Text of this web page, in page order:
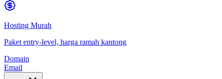
Hosting Murah
Paket entry-level, harga ramah kantong
Domain
Email